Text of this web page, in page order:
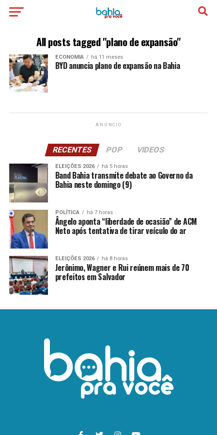
All posts tagged "plano de expansão"
ECONOMIA há 11 meses
BYD anuncia plano de expansão na Bahia
ANÚNCIO
RECENTES POP VIDEOS
ELEIÇÕES 2026 há 5 horas
Band Bahia transmite debate ao Governo da
Bahia neste domingo (9)
POLÍTICA há 7 horas
Ângelo aponta “liberdade de ocasião” de ACM
Neto após tentativa de tirar veículo do ar
ELEIÇÕES 2026 há 8 horas
Jerônimo, Wagner e Rui reúnem mais de 70
prefeitos em Salvador